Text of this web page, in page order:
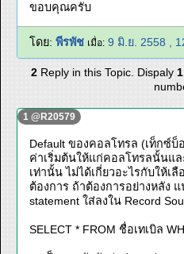
ขอบคุณครับ
โดย: พีรพัช เมื่อ: 9 มิ.ย. 2558 ,
2Reply in this Topic. Dispaly 1
1 @R20579
Default ของคอลโทรล (เท็กซ์
ค่าเริ่มต้นให้แก่คอลโทรลนั้นแล
เท่านั้น ไม่ได้เกี่ยวอะไรกับให้เ
ต้องการ ถ้าต้องการอย่างหลัง แ
statement ใส่ลงใน Record
SELECT * FROM ชื่อเทเบิล